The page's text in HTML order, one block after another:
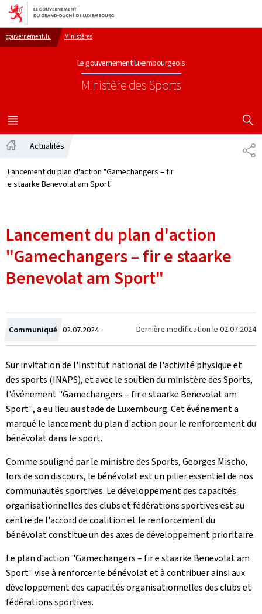
Aller au menu principal
Aller au contenu
gouvernement.lu Ministères
Le gouvernement luxembourgeois
Ministère des Sports
MENU
PRINCIPAL
Actualités
Lancement du plan d'action "Gamechangers – fir
e staarke Benevolat am Sport"
Lancement du plan d'action
"Gamechangers – fir e staarke
Benevolat am Sport"
Communiqué Crée
le
02.07.2024 Dernière modification le 02.07.2024
Sur invitation de l'Institut national de l'activité physique et
des sports (INAPS), et avec le soutien du ministère des Sports,
l'événement "Gamechangers– fir e staarke Benevolat am
Sport", a eu lieu au stade de Luxembourg. Cet événement a
marqué le lancement du plan d'action pour le renforcement du
bénévolat dans le sport.
Comme souligné par le ministre des Sports, Georges Mischo,
lors de son discours, le bénévolat est un pilier essentiel de nos
communautés sportives. Le développement des capacités
organisationnelles des clubs et fédérations sportives est au
centre de l'accord de coalition et le renforcement du
bénévolat constitue un des axes de développement prioritaire.
Le plan d'action "Gamechangers– fir e staarke Benevolat am
Sport" vise à renforcer le bénévolat et à contribuer ainsi aux
développement des capacités organisationnelles des clubs et
fédérations sportives.